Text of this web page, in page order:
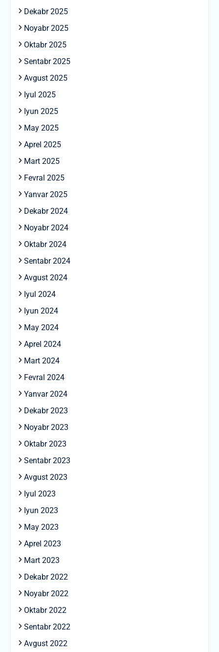
Dekabr 2025
Noyabr 2025
Oktabr 2025
Sentabr 2025
Avgust 2025
Iyul 2025
Iyun 2025
May 2025
Aprel 2025
Mart 2025
Fevral 2025
Yanvar 2025
Dekabr 2024
Noyabr 2024
Oktabr 2024
Sentabr 2024
Avgust 2024
Iyul 2024
Iyun 2024
May 2024
Aprel 2024
Mart 2024
Fevral 2024
Yanvar 2024
Dekabr 2023
Noyabr 2023
Oktabr 2023
Sentabr 2023
Avgust 2023
Iyul 2023
Iyun 2023
May 2023
Aprel 2023
Mart 2023
Dekabr 2022
Noyabr 2022
Oktabr 2022
Sentabr 2022
Avgust 2022